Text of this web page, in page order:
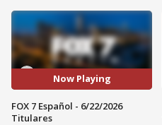
Now Playing
FOX 7 Español - 6/22/2026
Titulares